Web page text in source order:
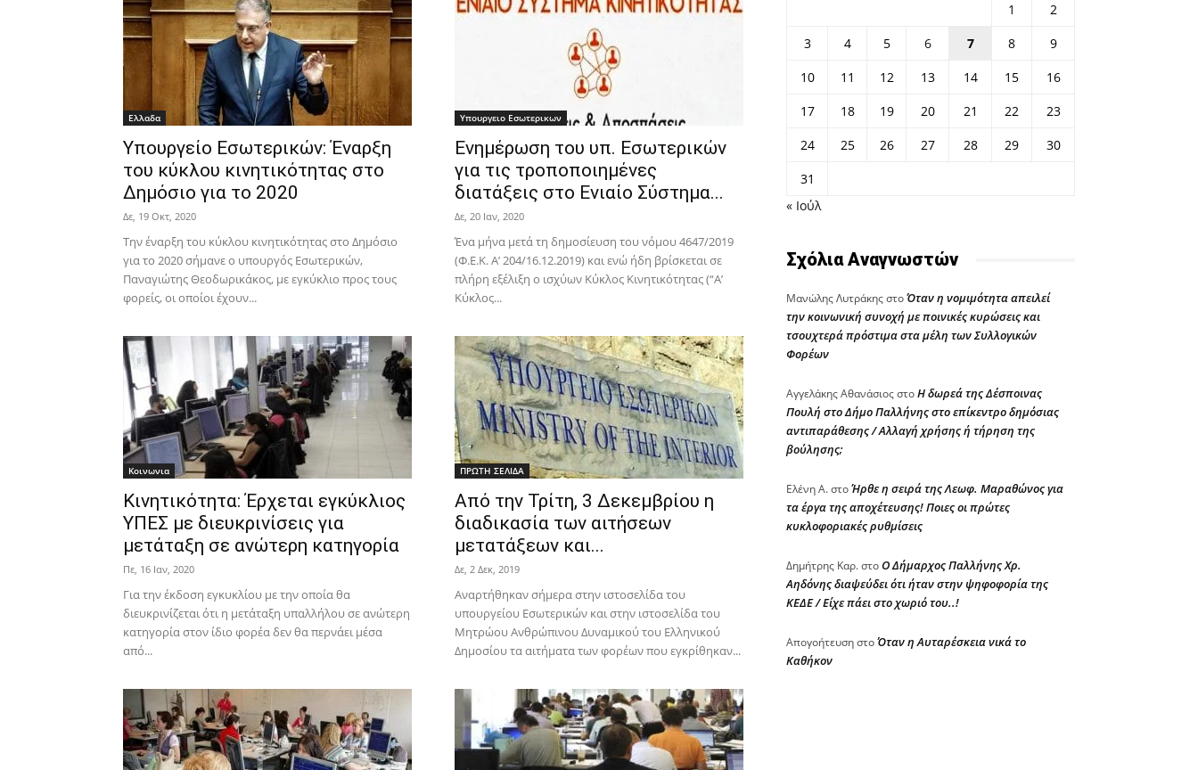
Ελλαδα
Υπουργείο Εσωτερικών: Έναρξη
του κύκλου κινητικότητας στο
Δημόσιο για το 2020
Δε, 19 Οκτ, 2020
Την έναρξη του κύκλου κινητικότητας στο Δημόσιο
για το 2020 σήμανε ο υπουργός Εσωτερικών,
Παναγιώτης Θεοδωρικάκος, με εγκύκλιο προς τους
φορείς, οι οποίοι έχουν...
Υπουργειο Εσωτερικων
Ενημέρωση του υπ. Εσωτερικών
για τις τροποποιημένες
διατάξεις στο Ενιαίο Σύστημα...
Δε, 20 Ιαν, 2020
Ένα μήνα μετά τη δημοσίευση του νόμου 4647/2019
(Φ.Ε.Κ. Α’ 204/16.12.2019) και ενώ ήδη βρίσκεται σε
πλήρη εξέλιξη ο ισχύων Κύκλος Κινητικότητας (“Α’
Κύκλος...
Κοινωνια
Κινητικότητα: Έρχεται εγκύκλιος
ΥΠΕΣ με διευκρινίσεις για
μετάταξη σε ανώτερη κατηγορία
Πε, 16 Ιαν, 2020
Για την έκδοση εγκυκλίου με την οποία θα
διευκρινίζεται ότι η μετάταξη υπαλλήλου σε ανώτερη
κατηγορία στον ίδιο φορέα δεν θα περνάει μέσα
από...
ΠΡΩΤΗ ΣΕΛΙΔΑ
Από την Τρίτη, 3 Δεκεμβρίου η
διαδικασία των αιτήσεων
μετατάξεων και...
Δε, 2 Δεκ, 2019
Αναρτήθηκαν σήμερα στην ιστοσελίδα του
υπουργείου Εσωτερικών και στην ιστοσελίδα του
Μητρώου Ανθρώπινου Δυναμικού του Ελληνικού
Δημοσίου τα αιτήματα των φορέων που εγκρίθηκαν...
1
2
3
4 5 6 7 8
9
10
11 12 13 14 15
16
17
18 19 20 21 22
23
24
25 26 27 28 29
30
31
« Ιούλ
Σχόλια Αναγνωστών
Μανώλης ΛυτράκηςστοΌταν η νομιμότητα απειλεί
την κοινωνική συνοχή με ποινικές κυρώσεις και
τσουχτερά πρόστιμα στα μέλη των Συλλογικών
Φορέων
Αγγελάκης ΑθανάσιοςστοΗ δωρεά της Δέσποινας
Πουλή στο Δήμο Παλλήνης στο επίκεντρο δημόσιας
αντιπαράθεσης / Αλλαγή χρήσης ή τήρηση της
βούλησης;
Ελένη Α.στοΉρθε η σειρά της Λεωφ. Μαραθώνος για
τα έργα της αποχέτευσης! Ποιες οι πρώτες
κυκλοφοριακές ρυθμίσεις
Δημήτρης Καρ.στοΟ Δήμαρχος Παλλήνης Χρ.
Αηδόνης διαψεύδει ότι ήταν στην ψηφοφορία της
ΚΕΔΕ / Είχε πάει στο χωριό του..!
ΑπογοήτευσηστοΌταν η Αυταρέσκεια νικά το
Καθήκον